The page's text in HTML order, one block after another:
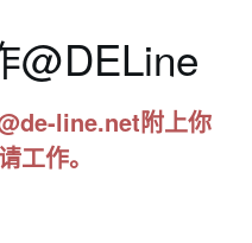
@DELine
line.net附上你
工作。